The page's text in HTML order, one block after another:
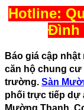
Hotline:
Đình
Báo giá cập
căn hộ chung cư
trường. Sàn
phối trực tiếp dự